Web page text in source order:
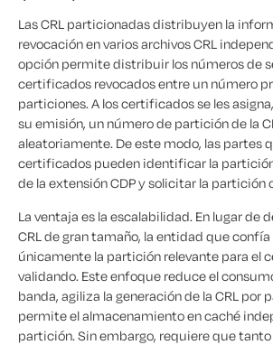
Las CRL particionadas distribuyen la
revocación en varios archivos CRL
opción permite distribuir los números de
certificados revocados entre un número
particiones. A los certificados se les
su emisión, un número de partición de la
aleatoriamente. De este modo, las partes
certificados pueden identificar la
de la extensión CDP y solicitar la partición
La ventaja es la escalabilidad. En lugar de
CRL de gran tamaño, la entidad que
únicamente la partición relevante para el
validando. Este enfoque reduce el
banda, agiliza la generación de la CRL por
permite el almacenamiento en caché
partición. Sin embargo, requiere que